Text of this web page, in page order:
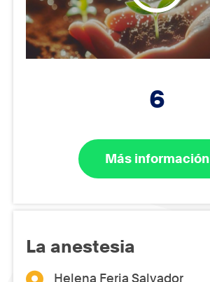
6
Más información
La anestesia
Helena Feria Salvador